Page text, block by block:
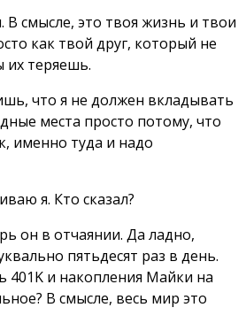
смысле, это твоя жизнь и твои
как твой друг, который не
их теряешь.
что я не должен вкладывать
места просто потому, что
именно туда и надо
я. Кто сказал?
он в отчаянии. Да ладно,
пятьдесят раз в день.
401K и накопления Майки на
В смысле, весь мир это